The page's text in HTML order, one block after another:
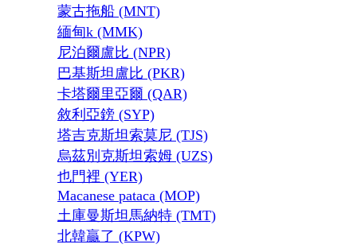
蒙古拖船 (MNT)
緬甸k (MMK)
尼泊爾盧比 (NPR)
巴基斯坦盧比 (PKR)
卡塔爾里亞爾 (QAR)
敘利亞鎊 (SYP)
塔吉克斯坦索莫尼 (TJS)
烏茲別克斯坦索姆 (UZS)
也門裡 (YER)
Macanese pataca (MOP)
土庫曼斯坦馬納特 (TMT)
北韓贏了 (KPW)